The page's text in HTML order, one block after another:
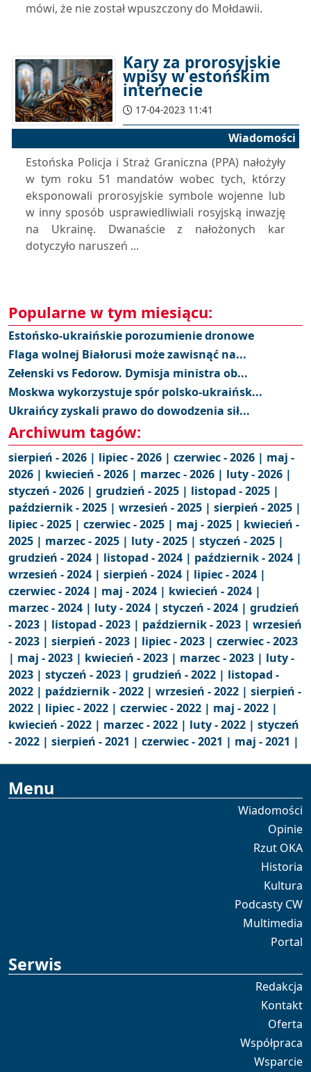
mówi, że nie został wpuszczony do Mołdawii.
Kary za prorosyjskie
wpisy w estońskim
internecie
17-04-2023 11:41
Wiadomości
Estońska Policja i Straż Graniczna (PPA) nałożyły
w tym roku 51 mandatów wobec tych, którzy
eksponowali prorosyjskie symbole wojenne lub
w inny sposób usprawiedliwiali rosyjską inwazję
na Ukrainę. Dwanaście z nałożonych kar
dotyczyło naruszeń ...
Popularne w tym miesiącu:
Estońsko-ukraińskie porozumienie dronowe
Flaga wolnej Białorusi może zawisnąć na...
Zełenski vs Fedorow. Dymisja ministra ob...
Moskwa wykorzystuje spór polsko-ukraińsk...
Ukraińcy zyskali prawo do dowodzenia sił...
Archiwum tagów:
sierpień - 2026 | lipiec - 2026 | czerwiec - 2026 | maj -
2026 | kwiecień - 2026 | marzec - 2026 | luty - 2026 |
styczeń - 2026 | grudzień - 2025 | listopad - 2025 |
październik - 2025 | wrzesień - 2025 | sierpień - 2025 |
lipiec - 2025 | czerwiec - 2025 | maj - 2025 | kwiecień -
2025 | marzec - 2025 | luty - 2025 | styczeń - 2025 |
grudzień - 2024 | listopad - 2024 | październik - 2024 |
wrzesień - 2024 | sierpień - 2024 | lipiec - 2024 |
czerwiec - 2024 | maj - 2024 | kwiecień - 2024 |
marzec - 2024 | luty - 2024 | styczeń - 2024 | grudzień
- 2023 | listopad - 2023 | październik - 2023 | wrzesień
- 2023 | sierpień - 2023 | lipiec - 2023 | czerwiec - 2023
| maj - 2023 | kwiecień - 2023 | marzec - 2023 | luty -
2023 | styczeń - 2023 | grudzień - 2022 | listopad -
2022 | październik - 2022 | wrzesień - 2022 | sierpień -
2022 | lipiec - 2022 | czerwiec - 2022 | maj - 2022 |
kwiecień - 2022 | marzec - 2022 | luty - 2022 | styczeń
- 2022 | sierpień - 2021 | czerwiec - 2021 | maj - 2021 |
Menu
Wiadomości
Opinie
Rzut OKA
Historia
Kultura
Podcasty CW
Multimedia
Portal
Serwis
Redakcja
Kontakt
Oferta
Współpraca
Wsparcie